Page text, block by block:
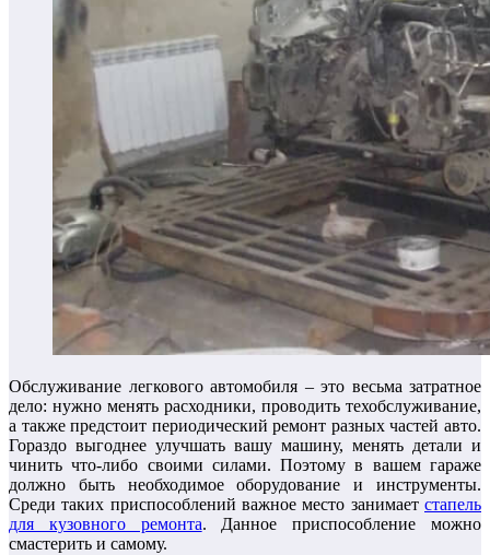
Обслуживание легкового автомобиля – это весьма затратное
дело: нужно менять расходники, проводить техобслуживание,
а также предстоит периодический ремонт разных частей авто.
Гораздо выгоднее улучшать вашу машину, менять детали и
чинить что-либо своими силами. Поэтому в вашем гараже
должно быть необходимое оборудование и инструменты.
Среди таких приспособлений важное место занимает стапель
для кузовного ремонта. Данное приспособление можно
смастерить и самому.